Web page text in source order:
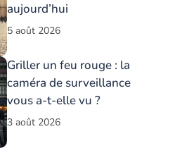
aujourd’hui
5 août 2026
Griller un feu rouge : la
caméra de surveillance
vous a-t-elle vu ?
3 août 2026